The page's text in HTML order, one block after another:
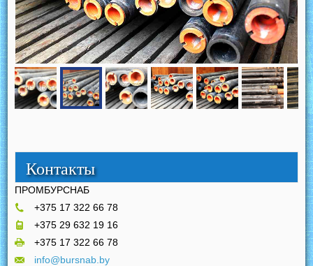
Контакты
ПРОМБУРСНАБ
+375 17 322 66 78
+375 29 632 19 16
+375 17 322 66 78
info@bursnab.by